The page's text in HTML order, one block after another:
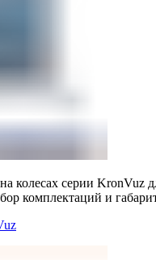
колесах серии KronVuz
комплектаций и